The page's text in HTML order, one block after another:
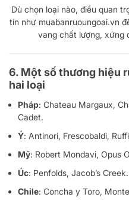
Dù chọn loại nào, điều quan
tín như muabanruoungoai.vn
vang chất lượng, xứng
6. Một số thương hiệu
hai loại
Pháp: Chateau Margaux,
Cadet.
Ý: Antinori, Frescobaldi,
Mỹ: Robert Mondavi, Opus
Úc: Penfolds, Jacob’s Creek.
Chile: Concha y Toro,